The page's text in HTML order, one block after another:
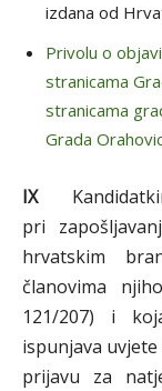
izdana od
Privolu o
stranicama
stranicama
Grada
IX
pri
hrvatskim
članovima
121/207) i
ispunjava
prijavu za